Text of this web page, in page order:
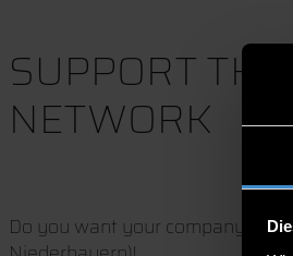
SUPPORT
NETWORK
Do you want your company to